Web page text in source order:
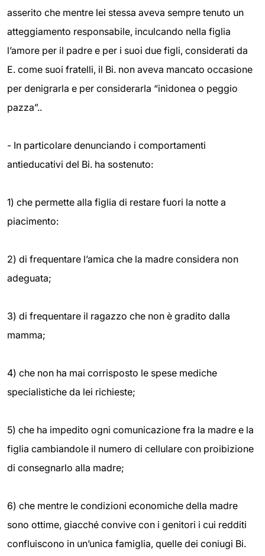
asserito che mentre lei stessa aveva sempre tenuto un
atteggiamento responsabile, inculcando nella figlia
l’amore per il padre e per i suoi due figli, considerati da
E. come suoi fratelli, il Bi. non aveva mancato occasione
per denigrarla e per considerarla “inidonea o peggio
pazza”..
- In particolare denunciando i comportamenti
antieducativi del Bi. ha sostenuto:
1) che permette alla figlia di restare fuori la notte a
piacimento:
2) di frequentare l’amica che la madre considera non
adeguata;
3) di frequentare il ragazzo che non è gradito dalla
mamma;
4) che non ha mai corrisposto le spese mediche
specialistiche da lei richieste;
5) che ha impedito ogni comunicazione fra la madre e la
figlia cambiandole il numero di cellulare con proibizione
di consegnarlo alla madre;
6) che mentre le condizioni economiche della madre
sono ottime, giacché convive con i genitori i cui redditi
confluiscono in un’unica famiglia, quelle dei coniugi Bi.